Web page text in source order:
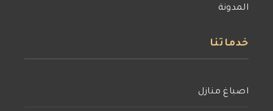
المدونة
خدماتنا
اصباغ منازل